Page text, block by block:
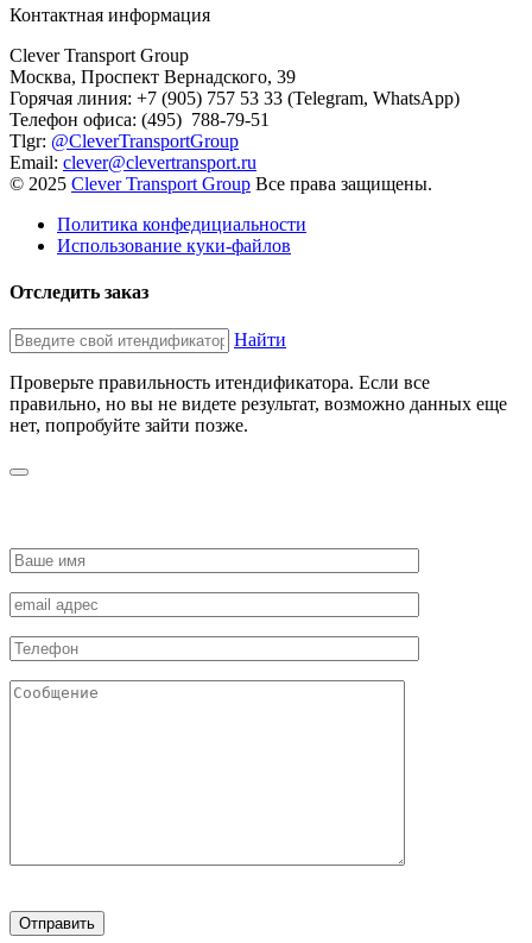
Контактная информация
Clever Transport Group
Москва, Проспект Вернадского, 39
Горячая линия: +7 (905) 757 53 33 (Telegram, WhatsApp)
Телефон офиса: (495) 788-79-51
Tlgr: @CleverTransportGroup
Email: clever@clevertransport.ru
© 2025 Clever Transport Group Все права защищены.
Политика конфедициальности
Использование куки-файлов
Отследить заказ
Найти
Проверьте правильность итендификатора. Если все
правильно, но вы не видете результат, возможно данных еще
нет, попробуйте зайти позже.